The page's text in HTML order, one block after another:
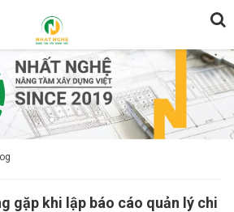
gặp khi lập báo cáo quản lý chi